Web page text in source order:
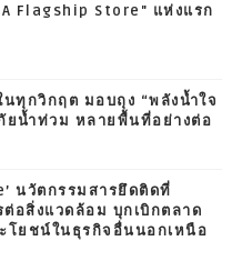
Flagship Store" แห่งแรก
นทุกวิกฤต มอบถุง “พลังน้ำใจ
ยน้ำท่วม หลายพื้นที่อย่างต่อ
นวัตกรรมสารยึดติดที่
อสิ่งแวดล้อม บุกเบิกตลาด
โยชน์ในธุรกิจอื่นนอกเหนือ